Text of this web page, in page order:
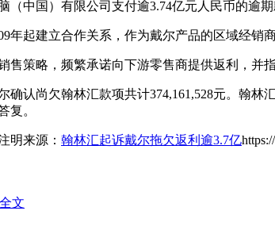
（中国）有限公司支付逾3.74亿元人民币的逾
年起建立合作关系，作为戴尔产品的区域经销
售策略，频繁承诺向下游零售商提供返利，
确认尚欠翰林汇款项共计374,161,528元。翰
复。
明来源： 翰林汇起诉戴尔拖欠返利逾3.7亿
文